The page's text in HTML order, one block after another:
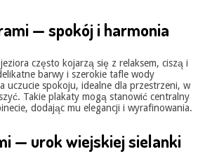
— spokój i harmonia
często kojarzą się z relaksem, ciszą i
barwy i szerokie tafle wody
uczucie spokoju, idealne dla przestrzeni, w
Takie plakaty mogą stanowić centralny
dodając mu elegancji i wyrafinowania.
— urok wiejskiej sielanki